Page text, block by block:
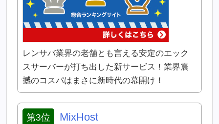
レンサバ業界の老舗とも言える安定のエック
スサーバーが打ち出した新サービス！業界震
撼のコスパはまさに新時代の幕開け！
第3位 MixHost